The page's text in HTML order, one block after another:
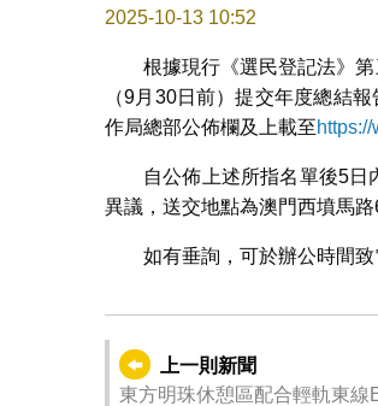
2025-10-13 10:52
根據現行《選民登記法》
（9月30日前）提交年度總結
作局總部公佈欄及上載至
自公佈上述所指名單後5
異議，送交地點為澳門西墳馬路
如有垂詢，可於辦公時間
上一則新聞
東方明珠休憩區配合輕軌東線